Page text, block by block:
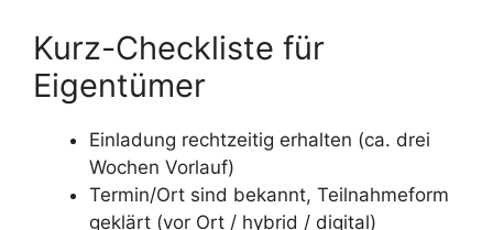
Kurz-Checkliste für
Eigentümer
Einladung rechtzeitig erhalten (ca. drei
Wochen Vorlauf)
Termin/Ort sind bekannt, Teilnahmeform
geklärt (vor Ort / hybrid / digital)